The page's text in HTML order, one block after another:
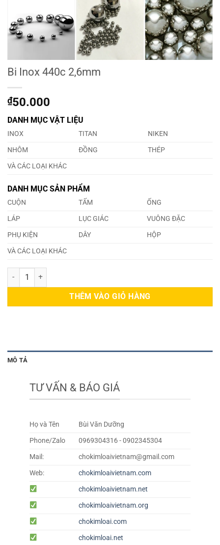
Bi Inox 440c 2,6mm
₫50.000
DANH MỤC VẬT LIỆU
INOX TITAN
NIKEN
NHÔM
ĐỒNG
THÉP
VÀ CÁC LOẠI KHÁC
DANH MỤC SẢN PHẨM
CUỘN TẤM
ỐNG
LÁP
LỤC GIÁC
VUÔNG ĐẶC
PHỤ KIỆN
DÂY
HỘP
VÀ CÁC LOẠI KHÁC
Bi Inox 440c 2,6mm số lượng
THÊM VÀO GIỎ HÀNG
MÔ TẢ
TƯ VẤN & BÁO GIÁ
Họ và Tên
Bùi Văn Dưỡng
Phone/Zalo
0969304316 - 0902345304
Mail:
chokimloaivietnam@gmail.com
Web:
chokimloaivietnam.com
chokimloaivietnam.net
chokimloaivietnam.org
chokimloai.com
chokimloai.net